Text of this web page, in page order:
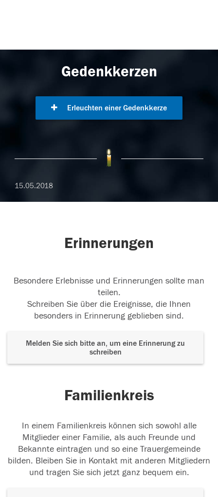
Gedenkkerzen
Erleuchten einer Gedenkkerze
15.05.2018
Erinnerungen
Besondere Erlebnisse und Erinnerungen sollte man
teilen.
Schreiben Sie über die Ereignisse, die Ihnen
besonders in Erinnerung geblieben sind.
Melden Sie sich bitte an, um eine Erinnerung zu
schreiben
Familienkreis
In einem Familienkreis können sich sowohl alle
Mitglieder einer Familie, als auch Freunde und
Bekannte eintragen und so eine Trauergemeinde
bilden. Bleiben Sie in Kontakt mit anderen Mitgliedern
und tragen Sie sich jetzt ganz bequem ein.